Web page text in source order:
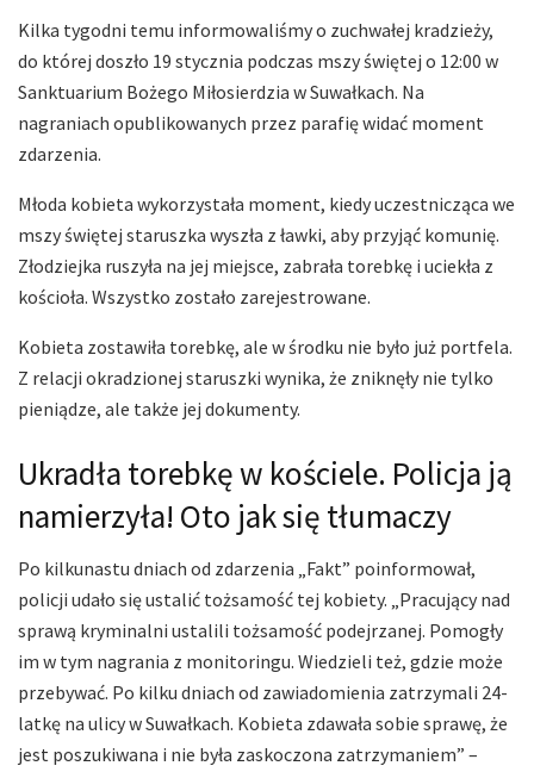
Kilka tygodni temu informowaliśmy o zuchwałej kradzieży,
do której doszło 19 stycznia podczas mszy świętej o 12:00 w
Sanktuarium Bożego Miłosierdzia w Suwałkach. Na
nagraniach opublikowanych przez parafię widać moment
zdarzenia.
Młoda kobieta wykorzystała moment, kiedy uczestnicząca we
mszy świętej staruszka wyszła z ławki, aby przyjąć komunię.
Złodziejka ruszyła na jej miejsce, zabrała torebkę i uciekła z
kościoła. Wszystko zostało zarejestrowane.
Kobieta zostawiła torebkę, ale w środku nie było już portfela.
Z relacji okradzionej staruszki wynika, że zniknęły nie tylko
pieniądze, ale także jej dokumenty.
Ukradła torebkę w kościele. Policja ją
namierzyła! Oto jak się tłumaczy
Po kilkunastu dniach od zdarzenia „Fakt” poinformował,
policji udało się ustalić tożsamość tej kobiety. „Pracujący nad
sprawą kryminalni ustalili tożsamość podejrzanej. Pomogły
im w tym nagrania z monitoringu. Wiedzieli też, gdzie może
przebywać. Po kilku dniach od zawiadomienia zatrzymali 24-
latkę na ulicy w Suwałkach. Kobieta zdawała sobie sprawę, że
jest poszukiwana i nie była zaskoczona zatrzymaniem” –